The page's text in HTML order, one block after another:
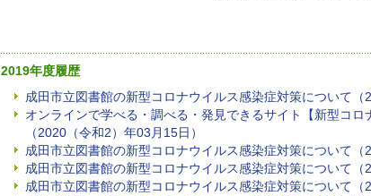
2019年度履歴
成田市立図書館の新型コロナウイルス感染症対策について
オンラインで学べる・調べる・発見できるサイト【新型コ
（2020（令和2）年03月15日）
成田市立図書館の新型コロナウイルス感染症対策について
成田市立図書館の新型コロナウイルス感染症対策について
成田市立図書館の新型コロナウイルス感染症対策について